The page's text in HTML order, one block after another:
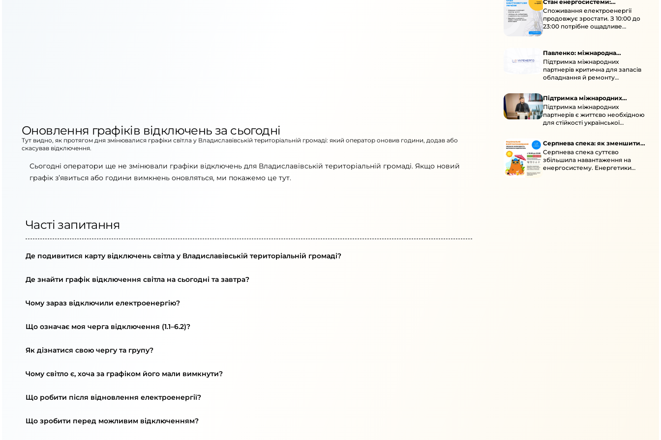
Оновлення графіків відключень за сьогодні
Тут видно, як протягом дня змінювалися графіки світла у Владиславівській територіальній громаді: який оператор оновив години, додав або
скасував відключення.
Сьогодні оператори ще не змінювали графіки відключень для Владиславівській територіальній громаді. Якщо новий
графік з’явиться або години вимкнень оновляться, ми покажемо це тут.
Часті запитання
Де подивитися карту відключень світла у Владиславівській територіальній громаді?
Де знайти графік відключення світла на сьогодні та завтра?
Чому зараз відключили електроенергію?
Що означає моя черга відключення (1.1–6.2)?
Як дізнатися свою чергу та групу?
Чому світло є, хоча за графіком його мали вимкнути?
Що робити після відновлення електроенергії?
Що зробити перед можливим відключенням?
Стан енергосистеми:
споживання зростає
Споживання електроенергії
продовжує зростати. З 10:00 до
23:00 потрібне ощадливе
енергоспоживання, а
перенести на нічні години.
Павленко: міжнародна
підтримка для стійкості
енергосистеми
Підтримка міжнародних
партнерів критична для запасів
обладнання й ремонту
Підтримка міжнародних
партнерів для стійкості
енергосистеми
Підтримка міжнародних
партнерів є життєво необхідною
для стійкості української
наступної зими.
Серпнева спека: як зменшити
навантаження
Серпнева спека суттєво
збільшила навантаження на
енергосистему. Енергетики